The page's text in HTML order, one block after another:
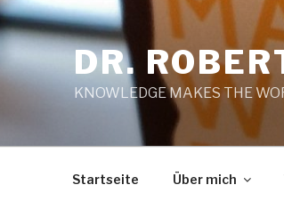
DR.
KNOWLEDGE MAKES THE
Startseite Über mich